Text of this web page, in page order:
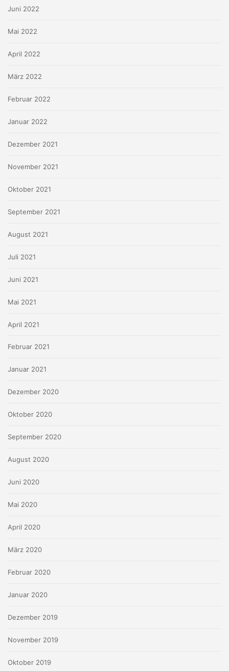
Juni 2022
Mai 2022
April 2022
März 2022
Februar 2022
Januar 2022
Dezember 2021
November 2021
Oktober 2021
September 2021
August 2021
Juli 2021
Juni 2021
Mai 2021
April 2021
Februar 2021
Januar 2021
Dezember 2020
Oktober 2020
September 2020
August 2020
Juni 2020
Mai 2020
April 2020
März 2020
Februar 2020
Januar 2020
Dezember 2019
November 2019
Oktober 2019